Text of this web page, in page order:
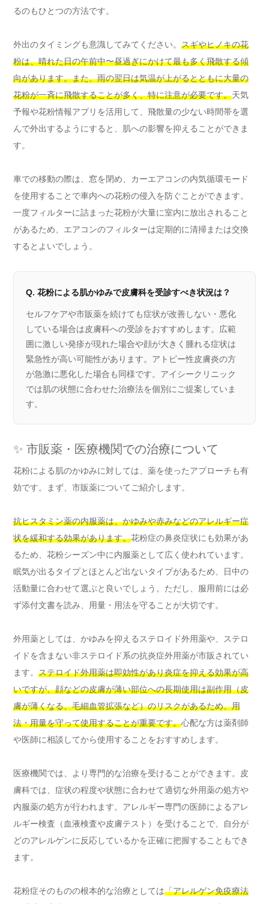
るのもひとつの方法です。
外出のタイミングも意識してみてください。 スギやヒノキの花
粉は、晴れた日の午前中〜昼過ぎにかけて最も多く飛散する傾
向があります。また、雨の翌日は気温が上がるとともに大量の
花粉が一斉に飛散することが多く、特に注意が必要です。天気
予報や花粉情報アプリを活用して、飛散量の少ない時間帯を選
んで外出するようにすると、肌への影響を抑えることができま
す。
車での移動の際は、窓を閉め、カーエアコンの内気循環モード
を使用することで車内への花粉の侵入を防ぐことができます。
一度フィルターに詰まった花粉が大量に室内に放出されること
があるため、エアコンのフィルターは定期的に清掃または交換
するとよいでしょう。
Q. 花粉による肌かゆみで皮膚科を受診すべき状況は？
セルフケアや市販薬を続けても症状が改善しない・悪化
している場合は皮膚科への受診をおすすめします。広範
囲に激しい発疹が現れた場合や顔が大きく腫れる症状は
緊急性が高い可能性があります。アトピー性皮膚炎の方
が急激に悪化した場合も同様です。アイシークリニック
では肌の状態に合わせた治療法を個別にご提案していま
す。
✨ 市販薬・医療機関での治療について
花粉による肌のかゆみに対しては、薬を使ったアプローチも有
効です。まず、市販薬についてご紹介します。
抗ヒスタミン薬の内服薬は、かゆみや赤みなどのアレルギー症
状を緩和する効果があります。花粉症の鼻炎症状にも効果があ
るため、花粉シーズン中に内服薬として広く使われています。
眠気が出るタイプとほとんど出ないタイプがあるため、日中の
活動量に合わせて選ぶと良いでしょう。ただし、服用前には必
ず添付文書を読み、用量・用法を守ることが大切です。
外用薬としては、かゆみを抑えるステロイド外用薬や、ステロ
イドを含まない非ステロイド系の抗炎症外用薬が市販されてい
ます。 ステロイド外用薬は即効性があり炎症を抑える効果が高
いですが、顔などの皮膚が薄い部位への長期使用は副作用（皮
膚が薄くなる、毛細血管拡張など）のリスクがあるため、用
法・用量を守って使用することが重要です。心配な方は薬剤師
や医師に相談してから使用することをおすすめします。
医療機関では、より専門的な治療を受けることができます。皮
膚科では、症状の程度や状態に合わせて適切な外用薬の処方や
内服薬の処方が行われます。アレルギー専門の医師によるアレ
ルギー検査（血液検査や皮膚テスト）を受けることで、自分が
どのアレルゲンに反応しているかを正確に把握することもでき
ます。
花粉症そのものの根本的な治療としては「アレルゲン免疫療法